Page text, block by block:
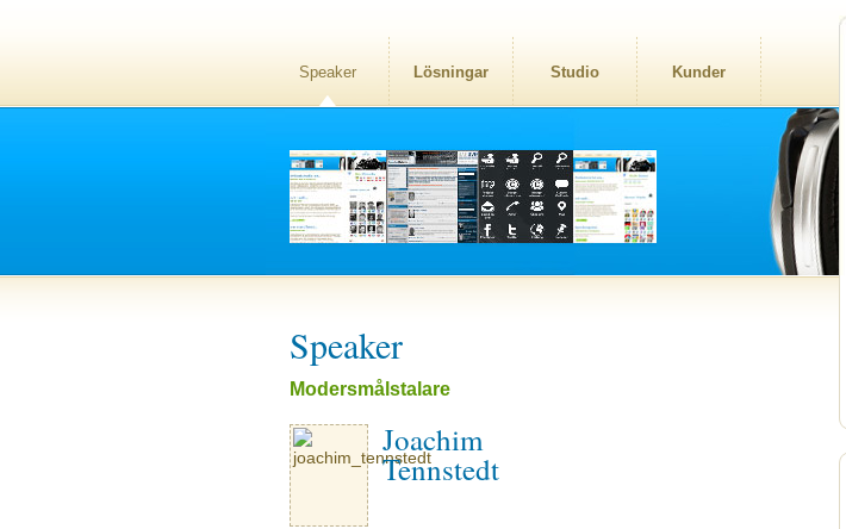
Speaker Lösningar Studio Kunder
Speaker
Modersmålstalare
Joachim
Tennstedt